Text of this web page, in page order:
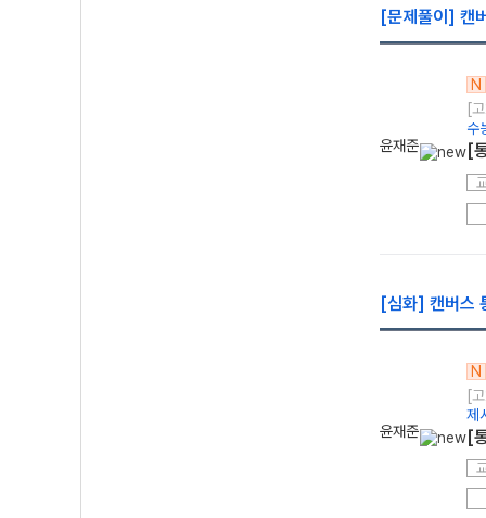
[문제풀이] 캔
윤재준
N
[
수
[
[심화] 캔버스
윤재준
N
[
제
[